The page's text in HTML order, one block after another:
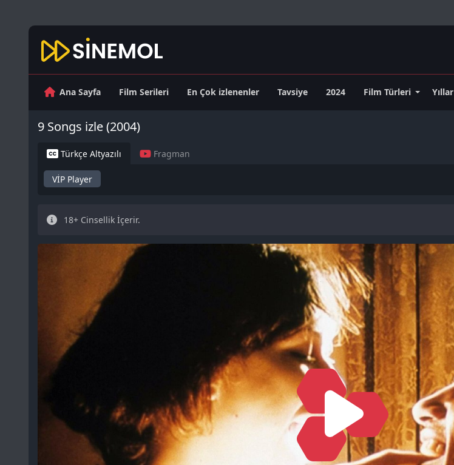
Ana Sayfa Film Serileri En Çok izlenenler Tavsiye 2024 Film Türleri Yıllar
9 Songs izle (2004)
Türkçe Altyazılı Fragman
VİP Player
18+ Cinsellik İçerir.